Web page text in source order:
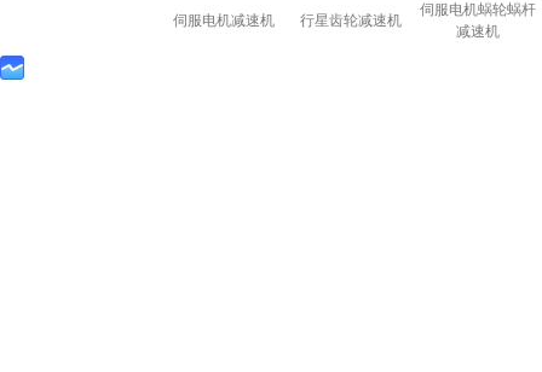
伺服电机减速机 行星齿轮减速机
伺服电机蜗轮蜗杆
减速机